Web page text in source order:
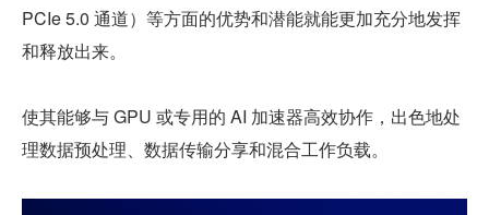
PCIe 5.0 通道）等方面的优势和潜能就能更加充分地发挥
和释放出来。
使其能够与 GPU 或专用的 AI 加速器高效协作，出色地处
理数据预处理、数据传输分享和混合工作负载。